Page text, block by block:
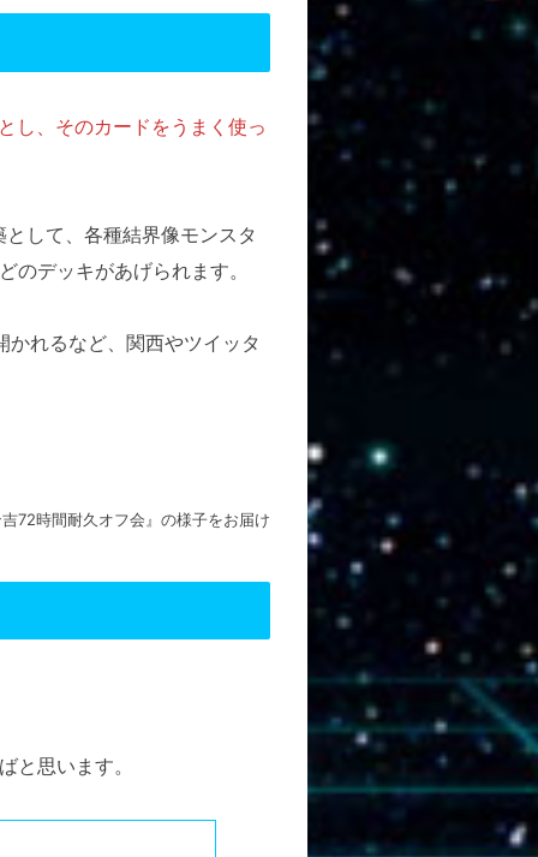
し、そのカードをうまく使っ
して、各種結界像モンスタ
のデッキがあげられます。
れるなど、関西やツイッタ
72時間耐久オフ会』の様子をお届け
と思います。